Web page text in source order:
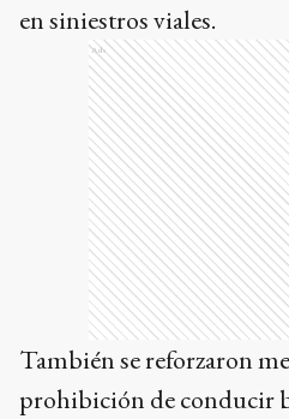
en siniestros viales.
Ads
También se reforzaron
prohibición de conducir